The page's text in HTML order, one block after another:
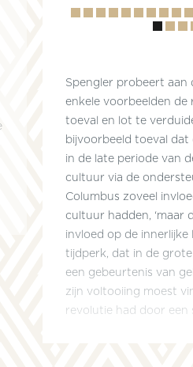
Hoofdstuk
1 2 3 4 5 6 7 8
17 18
Spengler probeert aan
enkele voorbeelden de
toeval en lot te
bijvoorbeeld toeval dat
in de late periode van
cultuur via de
Columbus zoveel
cultuur hadden, ‘maar
invloed op de innerlijke
tijdperk, dat in de
een gebeurtenis van
zijn voltooiing moest
revolutie had door een